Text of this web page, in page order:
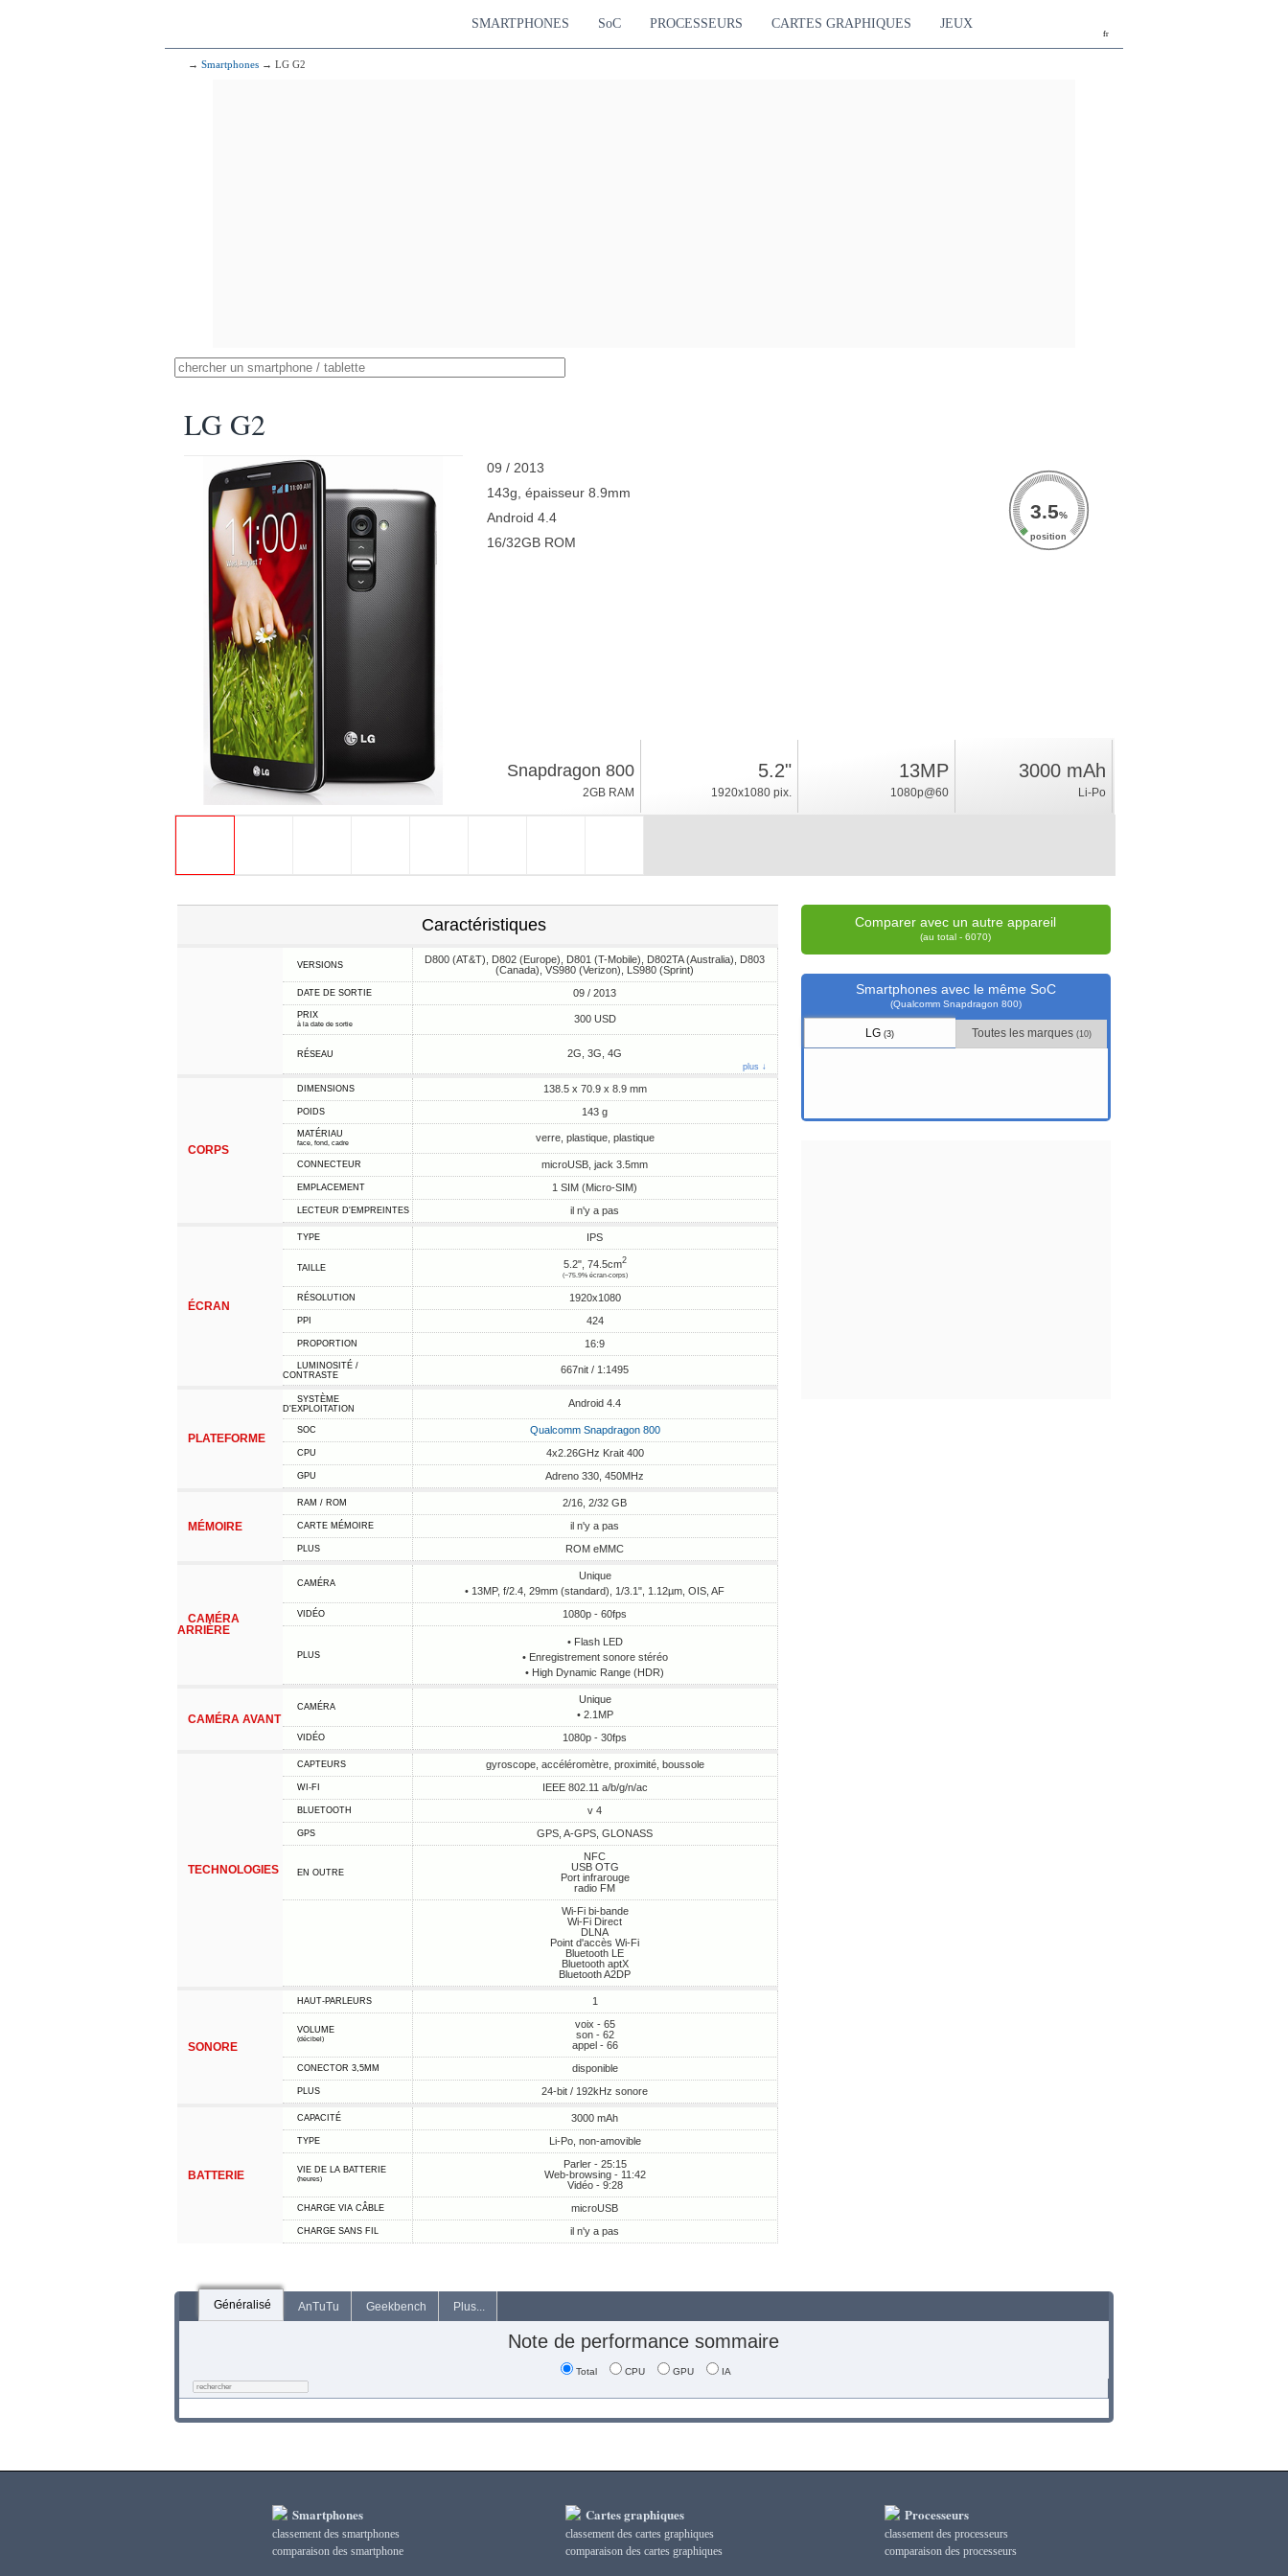
fr
SMARTPHONES SoC PROCESSEURS CARTES GRAPHIQUES JEUX
→ Smartphones → LG G2
LG G2
09 / 2013
143g, épaisseur 8.9mm
Android 4.4
16/32GB ROM
3.5%
position
Snapdragon 800
2GB RAM
5.2"
1920x1080 pix.
13MP
1080p@60
3000 mAh
Li-Po
Caractéristiques
VERSIONS
D800 (AT&T), D802 (Europe), D801 (T-Mobile), D802TA (Australia), D803
(Canada), VS980 (Verizon), LS980 (Sprint)
DATE DE SORTIE 09 / 2013
PRIX
à la date de sortie 300 USD
RÉSEAU 2G, 3G, 4G
plus ↓
CORPS
DIMENSIONS 138.5 x 70.9 x 8.9 mm
POIDS 143 g
MATÉRIAU
face, fond, cadre verre, plastique, plastique
CONNECTEUR microUSB, jack 3.5mm
EMPLACEMENT 1 SIM (Micro-SIM)
LECTEUR D'EMPREINTES il n'y a pas
ÉCRAN
TYPE IPS
TAILLE 5.2", 74.5cm2
(~75.9% écran-corps)
RÉSOLUTION 1920x1080
PPI 424
PROPORTION 16:9
LUMINOSITÉ /
CONTRASTE
667nit / 1:1495
PLATEFORME
SYSTÈME
D'EXPLOITATION
Android 4.4
SOC Qualcomm Snapdragon 800
CPU 4x2.26GHz Krait 400
GPU Adreno 330, 450MHz
MÉMOIRE
RAM / ROM 2/16, 2/32 GB
CARTE MÉMOIRE il n'y a pas
PLUS ROM eMMC
CAMÉRA
ARRIÈRE
CAMÉRA
Unique
• 13MP, f/2.4, 29mm (standard), 1/3.1", 1.12µm, OIS, AF
VIDÉO 1080p - 60fps
PLUS
• Flash LED
• Enregistrement sonore stéréo
• High Dynamic Range (HDR)
CAMÉRA AVANT
CAMÉRA
Unique
• 2.1MP
VIDÉO 1080p - 30fps
TECHNOLOGIES
CAPTEURS gyroscope, accéléromètre, proximité, boussole
WI-FI IEEE 802.11 a/b/g/n/ac
BLUETOOTH v 4
GPS GPS, A-GPS, GLONASS
EN OUTRE
NFC
USB OTG
Port infrarouge
radio FM
Wi-Fi bi-bande
Wi-Fi Direct
DLNA
Point d'accès Wi-Fi
Bluetooth LE
Bluetooth aptX
Bluetooth A2DP
SONORE
HAUT-PARLEURS 1
VOLUME
(décibel)
voix - 65
son - 62
appel - 66
CONECTOR 3,5MM disponible
PLUS 24-bit / 192kHz sonore
BATTERIE
CAPACITÉ 3000 mAh
TYPE Li-Po, non-amovible
VIE DE LA BATTERIE
(heures)
Parler - 25:15
Web-browsing - 11:42
Vidéo - 9:28
CHARGE VIA CÂBLE microUSB
CHARGE SANS FIL il n'y a pas
Comparer avec un autre appareil
(au total - 6070)
Smartphones avec le même SoC
(Qualcomm Snapdragon 800)
LG(3) Toutes les marques (10)
Généralisé AnTuTu Geekbench Plus...
Note de performance sommaire
Total CPU GPU IA
Smartphones
classement des smartphones
сomparaison des smartphone
Cartes graphiques
classement des cartes graphiques
сomparaison des cartes graphiques
Processeurs
classement des processeurs
сomparaison des processeurs